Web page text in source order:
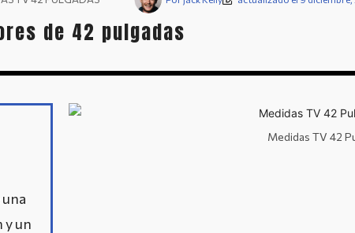
de 42 pulgadas
y un
Medidas TV 42